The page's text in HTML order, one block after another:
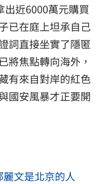
出近6000萬元購買
已在庭上坦承自己
詞直接坐實了隱匿
將焦點轉向海外，
有來自對岸的紅色
國安風暴才正要開
文是北京的人